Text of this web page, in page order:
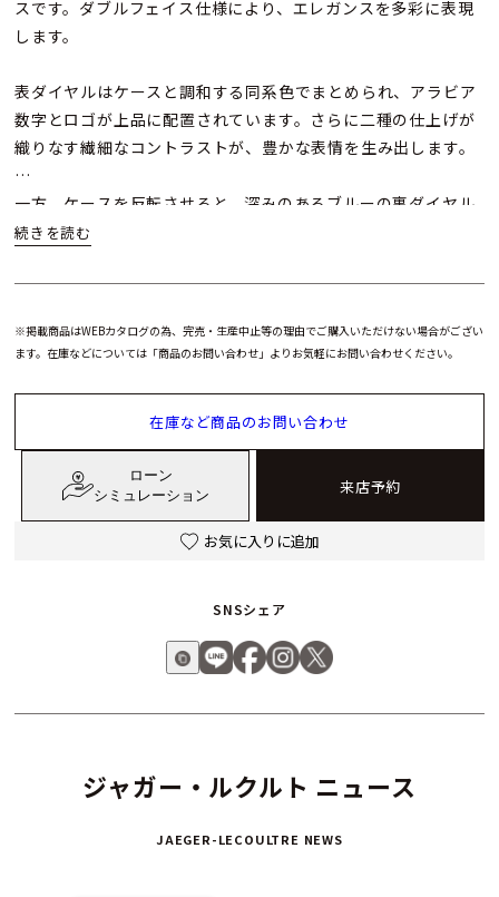
スです。ダブルフェイス仕様により、エレガンスを多彩に表現
します。
表ダイヤルはケースと調和する同系色でまとめられ、アラビア
数字とロゴが上品に配置されています。さらに二種の仕上げが
織りなす繊細なコントラストが、豊かな表情を生み出します。
一方、ケースを反転させると、深みのあるブルーの裏ダイヤル
が現れます。放射状に配された二本線のインデックスと、中央
象的な存在感を放ちます。
ムーブメントにはマニュファクチュール製手巻きキャリバー
ルクルトならではの美意識と技術力が融合した、二つの表情を
楽しめるエレガントな一本です。
ジャガー・ルクルト ニュース
JAEGER-LECOULTRE NEWS
※掲載商品はWEBカタログの為、完売・生産中止等の理由でご購入いただけない場合がござい
ます。在庫などについては「商品のお問い合わせ」よりお気軽にお問い合わせください。
在庫など商品のお問い合わせ
ローン
シミュレーション
来店予約
お気に入りに追加
SNSシェア